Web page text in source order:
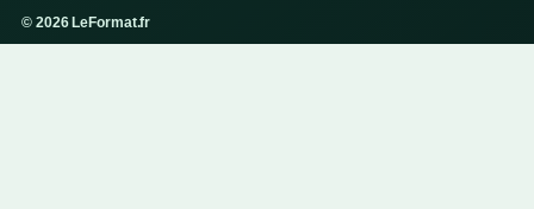
© 2026 LeFormat.fr